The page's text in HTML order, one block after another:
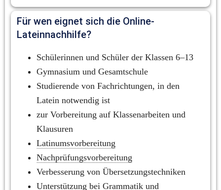
Für wen eignet sich die Online-
Lateinnachhilfe?
Schülerinnen und Schüler der Klassen 6–13
Gymnasium und Gesamtschule
Studierende von Fachrichtungen, in den
Latein notwendig ist
zur Vorbereitung auf Klassenarbeiten und
Klausuren
Latinumsvorbereitung
Nachprüfungsvorbereitung
Verbesserung von Übersetzungstechniken
Unterstützung bei Grammatik und